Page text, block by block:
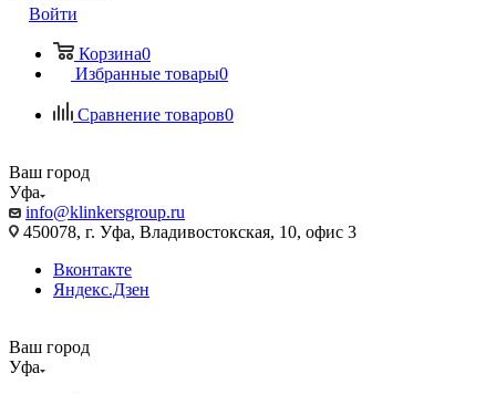
Войти
Корзина0
Избранные товары0
Сравнение товаров0
Ваш город
Уфа
info@klinkersgroup.ru
450078, г. Уфа, Владивостокская, 10, офис 3
Вконтакте
Яндекс.Дзен
Ваш город
Уфа